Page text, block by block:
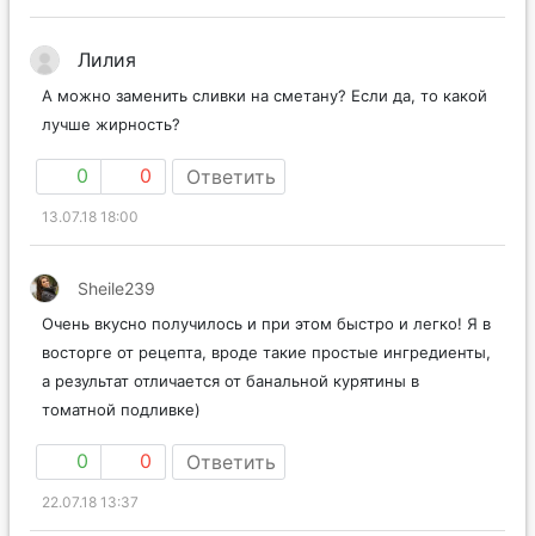
Лилия
А можно заменить сливки на сметану? Если да, то какой
лучше жирность?
0 0 Ответить
13.07.18 18:00
Sheile239
Очень вкусно получилось и при этом быстро и легко! Я в
восторге от рецепта, вроде такие простые ингредиенты,
а результат отличается от банальной курятины в
томатной подливке)
0 0 Ответить
22.07.18 13:37